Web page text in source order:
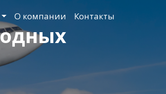
О компании Контакты